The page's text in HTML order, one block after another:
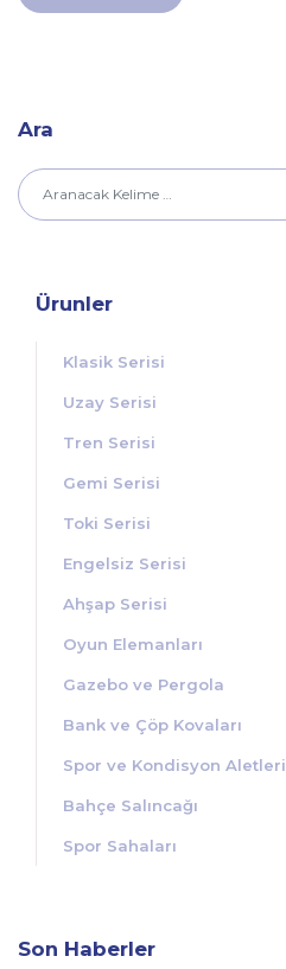
Ara
Ürunler
Klasik Serisi
Uzay Serisi
Tren Serisi
Gemi Serisi
Toki Serisi
Engelsiz Serisi
Ahşap Serisi
Oyun Elemanları
Gazebo ve Pergola
Bank ve Çöp Kovaları
Spor ve Kondisyon Aletleri
Bahçe Salıncağı
Spor Sahaları
Son Haberler